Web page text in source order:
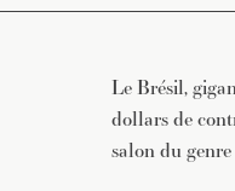
Le Brésil,
dollars de
salon du